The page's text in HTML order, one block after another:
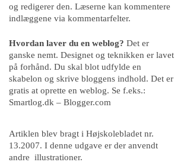
og redigerer den. Læserne kan kommentere
indlæggene via kommentarfelter.
Hvordan laver du en weblog? Det er
ganske nemt. Designet og teknikken er lavet
på forhånd. Du skal blot udfylde en
skabelon og skrive bloggens indhold. Det er
gratis at oprette en weblog. Se f.eks.:
Smartlog.dk – Blogger.com
Artiklen blev bragt i Højskolebladet nr.
13.2007. I denne udgave er der anvendt
andre illustrationer.